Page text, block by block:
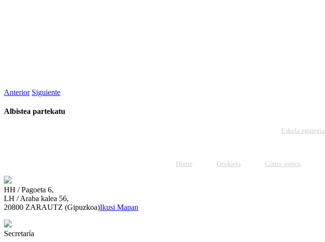
Anterior Siguiente
Albistea partekatu
Eskola egutegia
Home Orokieta Cómo somos
HH / Pagoeta 6,
LH / Araba kalea 56,
20800 ZARAUTZ (Gipuzkoa)Ikusi Mapan
Secretaría